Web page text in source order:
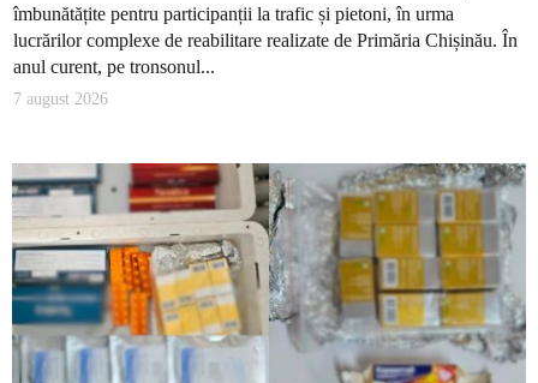
îmbunătățite pentru participanții la trafic și pietoni, în urma
lucrărilor complexe de reabilitare realizate de Primăria Chișinău. În
anul curent, pe tronsonul...
7 august 2026